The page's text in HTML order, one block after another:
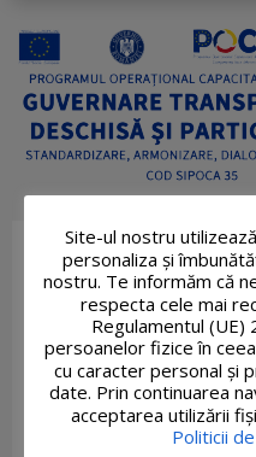
Site-ul nostru
personaliza și
nostru. Te informăm că
respecta cele mai
Regulamentul
persoanelor fizice în
cu caracter personal și
date. Prin continuarea
acceptarea utilizării
Politicii